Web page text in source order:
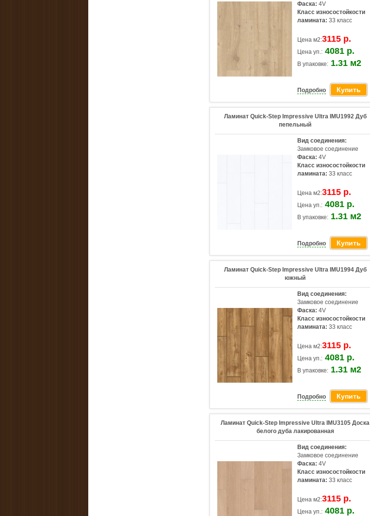
Фаска: 4V
Класс износостойкости
ламината: 33 класс
Цена м2:3115 р.
Цена уп.: 4081 р.
В упаковке: 1.31 м2
Подробно Купить
Ламинат Quick-Step Impressive Ultra IMU1992 Дуб
пепельный
Вид соединения:
Замковое соединение
Фаска: 4V
Класс износостойкости
ламината: 33 класс
Цена м2:3115 р.
Цена уп.: 4081 р.
В упаковке: 1.31 м2
Подробно Купить
Ламинат Quick-Step Impressive Ultra IMU1994 Дуб
южный
Вид соединения:
Замковое соединение
Фаска: 4V
Класс износостойкости
ламината: 33 класс
Цена м2:3115 р.
Цена уп.: 4081 р.
В упаковке: 1.31 м2
Подробно Купить
Ламинат Quick-Step Impressive Ultra IMU3105 Доска
белого дуба лакированная
Вид соединения:
Замковое соединение
Фаска: 4V
Класс износостойкости
ламината: 33 класс
Цена м2:3115 р.
Цена уп.: 4081 р.